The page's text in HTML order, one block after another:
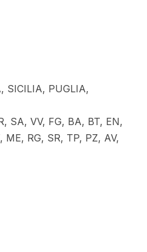
SICILIA, PUGLIA,
SA, VV, FG, BA, BT, EN,
ME, RG, SR, TP, PZ, AV,